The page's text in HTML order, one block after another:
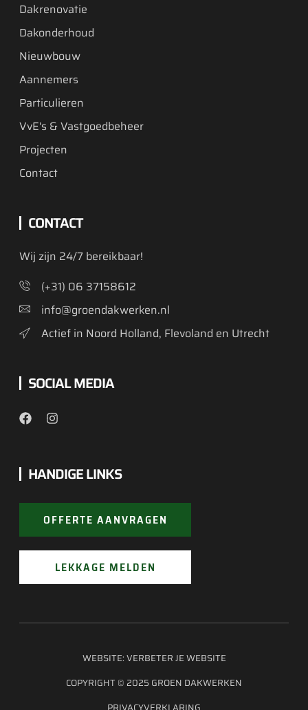
Dakrenovatie
Dakonderhoud
Nieuwbouw
Aannemers
Particulieren
VvE's & Vastgoedbeheer
Projecten
Contact
CONTACT
Wij zijn 24/7 bereikbaar!
(+31) 06 37158612
info@groendakwerken.nl
Actief in Noord Holland, Flevoland en Utrecht
SOCIAL MEDIA
HANDIGE LINKS
OFFERTE AANVRAGEN
LEKKAGE MELDEN
COPYRIGHT © 2025 GROEN DAKWERKEN
WEBSITE:VERBETER JE WEBSITE